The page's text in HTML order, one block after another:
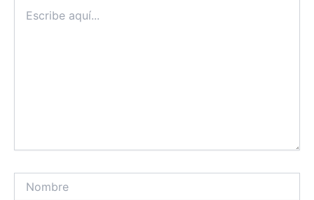
aquí...